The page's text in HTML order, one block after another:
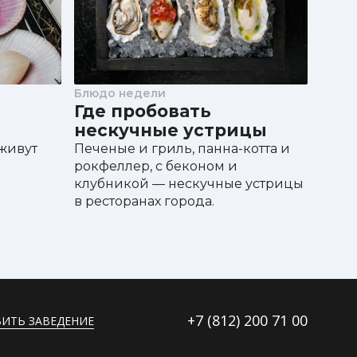
Блюдо недели
Где пробовать
нескучные устрицы
Печеные и гриль, панна-котта и
рокфеллер, с беконом и
клубникой — нескучные устрицы
в ресторанах города.
ЗАВЕДЕНИЕ +7 (812) 200 71 00